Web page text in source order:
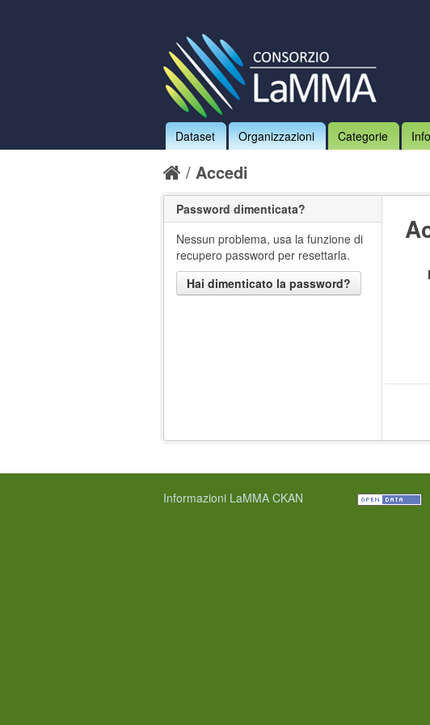
Dataset Organizzazioni Categorie
Accedi
Password dimenticata?
Nessun problema, usa la funzione di
recupero password per resettarla.
Hai dimenticato la password?
Informazioni LaMMA CKAN